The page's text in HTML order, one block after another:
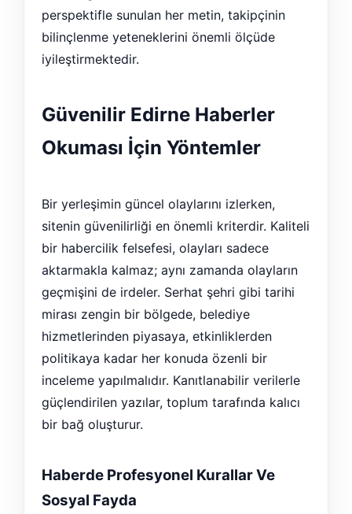
perspektifle sunulan her metin, takipçinin
bilinçlenme yeteneklerini önemli ölçüde
iyileştirmektedir.
Güvenilir Edirne Haberler
Okuması İçin Yöntemler
Bir yerleşimin güncel olaylarını izlerken,
sitenin güvenilirliği en önemli kriterdir. Kaliteli
bir habercilik felsefesi, olayları sadece
aktarmakla kalmaz; aynı zamanda olayların
geçmişini de irdeler. Serhat şehri gibi tarihi
mirası zengin bir bölgede, belediye
hizmetlerinden piyasaya, etkinliklerden
politikaya kadar her konuda özenli bir
inceleme yapılmalıdır. Kanıtlanabilir verilerle
güçlendirilen yazılar, toplum tarafında kalıcı
bir bağ oluşturur.
Haberde Profesyonel Kurallar Ve
Sosyal Fayda